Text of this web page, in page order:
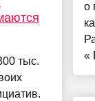
тыс.
о
«